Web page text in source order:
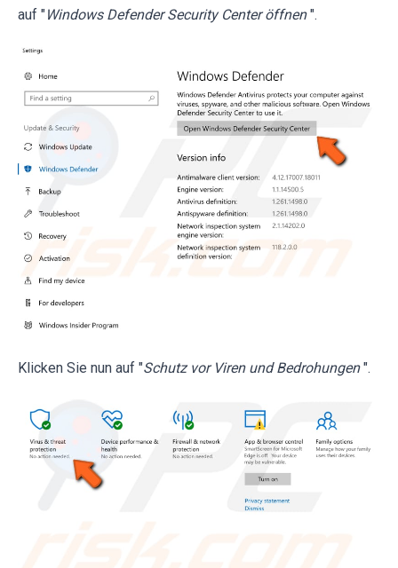
auf "Windows Defender Security Center öffnen ".
Klicken Sie nun auf "Schutz vor Viren und Bedrohungen ".